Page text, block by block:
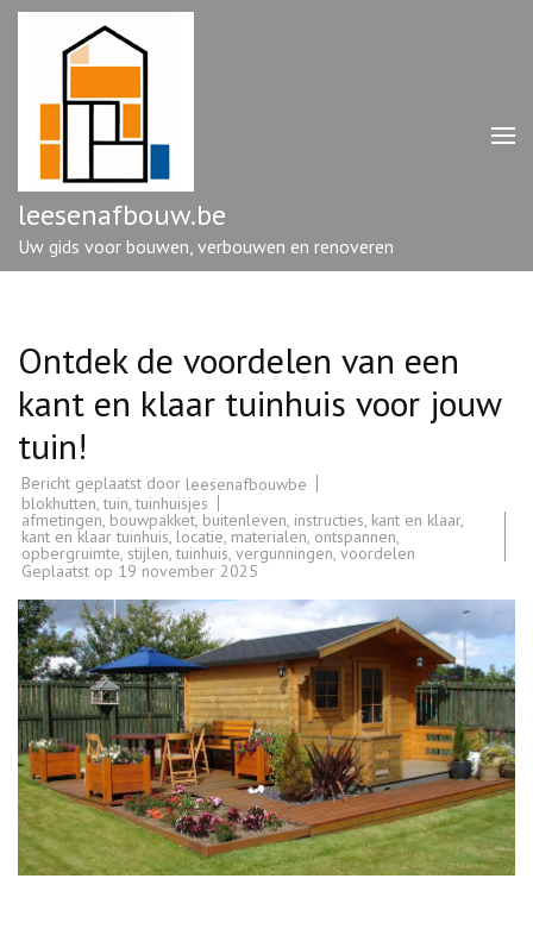
Ga
enter)
leesenafbouw.be
Uw gids voor bouwen, verbouwen en renoveren
Ontdek de voordelen van een
kant en klaar tuinhuis voor jouw
tuin!
Bericht geplaatst door leesenafbouwbe
blokhutten,tuin,tuinhuisjes
afmetingen, bouwpakket, buitenleven, instructies, kant en klaar,
kant en klaar tuinhuis, locatie, materialen, ontspannen,
opbergruimte, stijlen,tuinhuis, vergunningen, voordelen
Geplaatst op 19 november 2025